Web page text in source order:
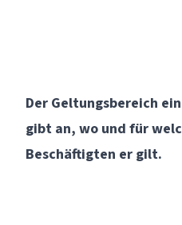
Der Geltungsbereich
gibt an, wo und für
Beschäftigten er gilt.